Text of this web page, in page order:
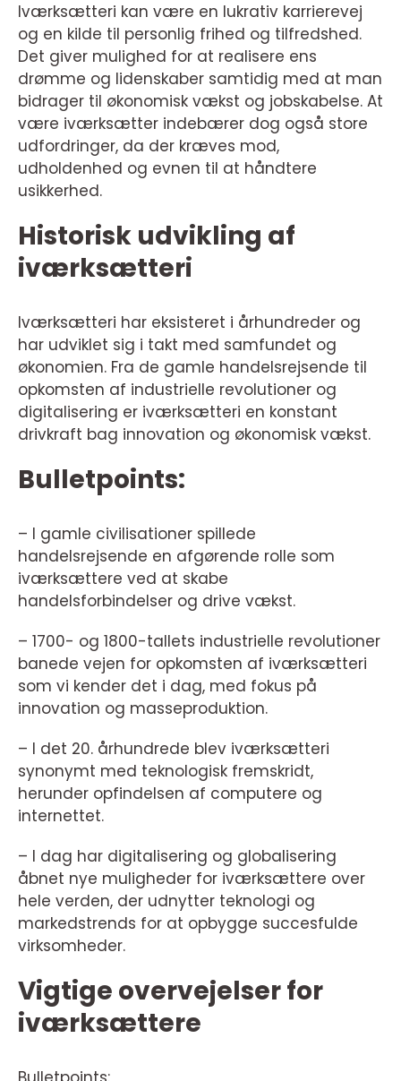
Iværksætteri kan være en lukrativ karrierevej
og en kilde til personlig frihed og tilfredshed.
Det giver mulighed for at realisere ens
drømme og lidenskaber samtidig med at man
bidrager til økonomisk vækst og jobskabelse. At
være iværksætter indebærer dog også store
udfordringer, da der kræves mod,
udholdenhed og evnen til at håndtere
usikkerhed.
Historisk udvikling af
iværksætteri
Iværksætteri har eksisteret i århundreder og
har udviklet sig i takt med samfundet og
økonomien. Fra de gamle handelsrejsende til
opkomsten af industrielle revolutioner og
digitalisering er iværksætteri en konstant
drivkraft bag innovation og økonomisk vækst.
Bulletpoints:
– I gamle civilisationer spillede
handelsrejsende en afgørende rolle som
iværksættere ved at skabe
handelsforbindelser og drive vækst.
– 1700- og 1800-tallets industrielle revolutioner
banede vejen for opkomsten af iværksætteri
som vi kender det i dag, med fokus på
innovation og masseproduktion.
– I det 20. århundrede blev iværksætteri
synonymt med teknologisk fremskridt,
herunder opfindelsen af computere og
internettet.
– I dag har digitalisering og globalisering
åbnet nye muligheder for iværksættere over
hele verden, der udnytter teknologi og
markedstrends for at opbygge succesfulde
virksomheder.
Vigtige overvejelser for
iværksættere